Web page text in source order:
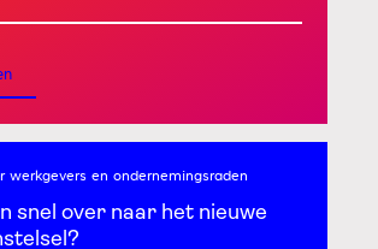
werkgevers en ondernemingsraden
snel over naar het nieuwe